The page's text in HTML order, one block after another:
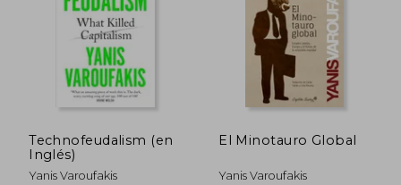
45% 45%
Technofeudalism (en
Inglés)
Yanis Varoufakis
El Minotauro Global
Yanis Varoufakis